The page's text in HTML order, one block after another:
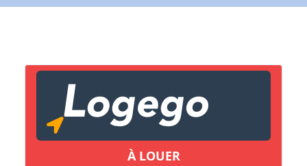
À LOUER
Lien vers inscription (sera inclus dans courriel)
Copier lien